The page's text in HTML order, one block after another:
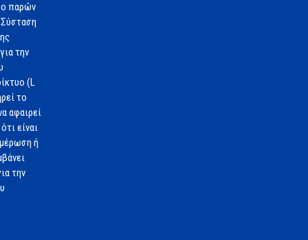
ο παρών
την
(L
το
αφαιρεί
είναι
ή
την